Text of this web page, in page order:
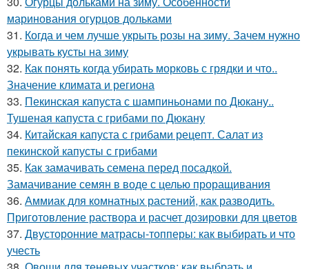
маринования огурцов дольками
31. Когда и чем лучше укрыть розы на зиму. Зачем нужно
укрывать кусты на зиму
32. Как понять когда убирать морковь с грядки и что..
Значение климата и региона
33. Пекинская капуста с шампиньонами по Дюкану..
Тушеная капуста с грибами по Дюкану
34. Китайская капуста с грибами рецепт. Салат из
пекинской капусты с грибами
35. Как замачивать семена перед посадкой.
Замачивание семян в воде с целью проращивания
36. Аммиак для комнатных растений, как разводить.
Приготовление раствора и расчет дозировки для цветов
37. Двусторонние матрасы-топперы: как выбирать и что
учесть